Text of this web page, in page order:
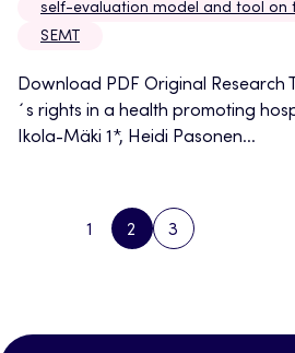
self-evaluation model and tool on
SEMT
Download PDF Original Research
´s rights in a health promoting
Ikola-Mäki 1*, Heidi Pasonen...
PREVIOUS
PAGE
1
PAGE
2
PAGE
3